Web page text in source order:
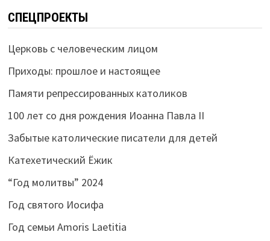
СПЕЦПРОЕКТЫ
Церковь с человеческим лицом
Приходы: прошлое и настоящее
Памяти репрессированных католиков
100 лет со дня рождения Иоанна Павла II
Забытые католические писатели для детей
Катехетический Ёжик
“Год молитвы” 2024
Год святого Иосифа
Год семьи Amoris Laetitia